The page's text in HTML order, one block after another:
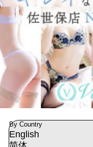
By Country
English